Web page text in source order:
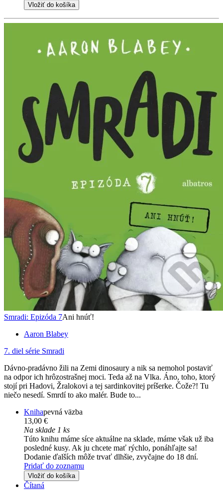
Vložiť do košíka
Smradi: Epizóda 7Ani hnúť!
Aaron Blabey
7. diel série Smradi
Dávno-pradávno žili na Zemi dinosaury a nik sa nemohol postaviť
na odpor ich hrôzostrašnej moci. Teda až na Vlka. Áno, toho, ktorý
stojí pri Hadovi, Žralokovi a tej sardinkovitej príšerke. Čože?! Tu
niečo nesedí. Smrdí to ako malér. Bude to...
Knihapevná väzba
13,00 €
Na sklade 1 ks
Túto knihu máme síce aktuálne na sklade, máme však už iba
posledné kusy. Ak ju chcete mať rýchlo, ponáhľajte sa!
Dodanie ďalších môže trvať dlhšie, zvyčajne do 18 dní.
Pridať do zoznamu
Vložiť do košíka
Čítaná